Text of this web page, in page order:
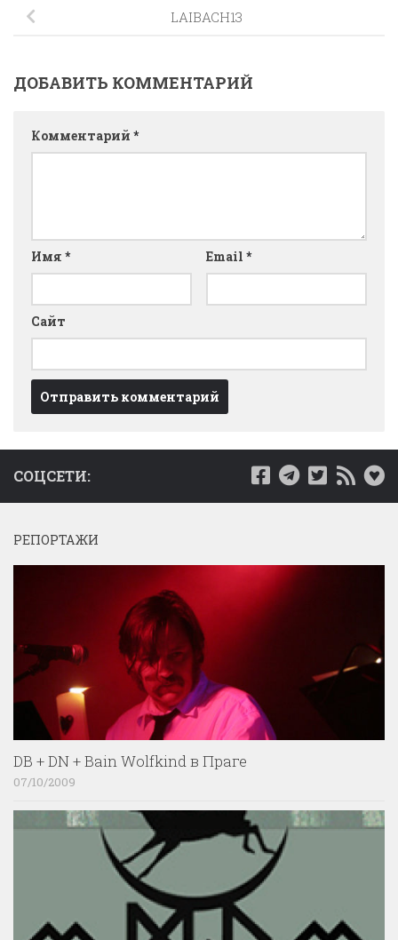
LAIBACH13
ДОБАВИТЬ КОММЕНТАРИЙ
Комментарий *
Имя * Email *
Сайт
СОЦСЕТИ:
РЕПОРТАЖИ
DB + DN + Bain Wolfkind в Праге
07/10/2009